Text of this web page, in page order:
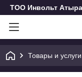
ТОО Инвольт
Товары и услуги